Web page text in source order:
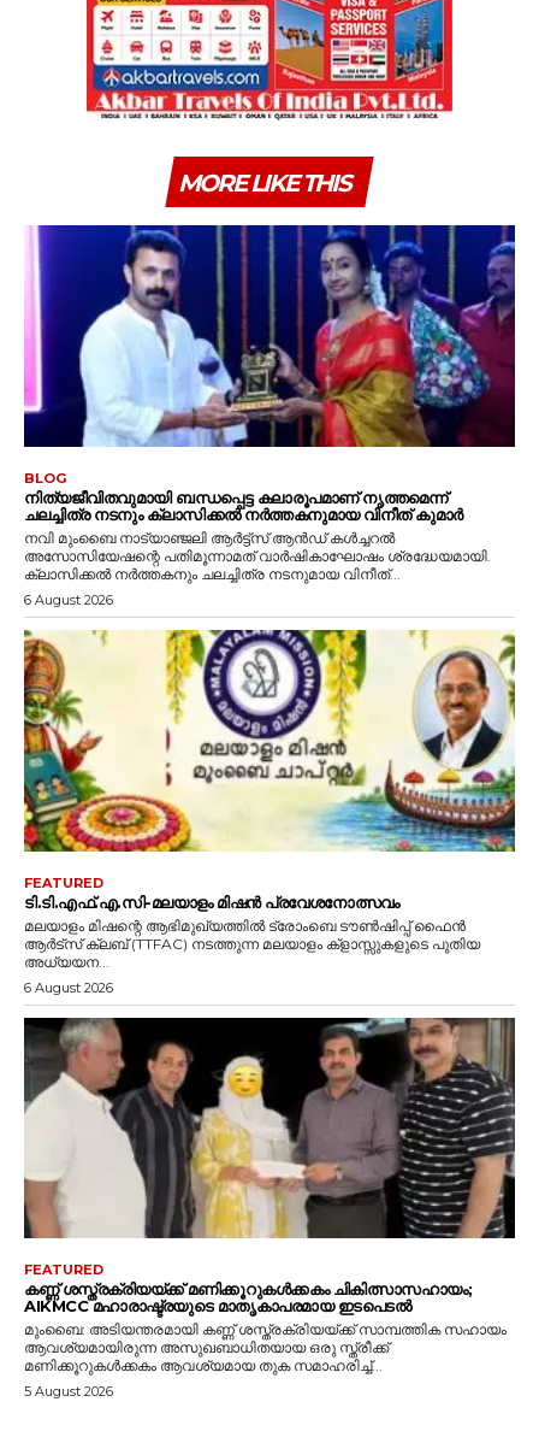
MORE LIKE THIS
BLOG
നിത്യജീവിതവുമായി ബന്ധപ്പെട്ട കലാരൂപമാണ് നൃത്തമെന്ന്
ചലച്ചിത്ര നടനും ക്ലാസിക്കൽ നർത്തകനുമായ വിനീത് കുമാർ
നവി മുംബൈ നാട്യാഞ്ജലി ആർട്ട്സ് ആൻഡ് കൾച്ചറൽ
അസോസിയേഷന്റെ പതിമൂന്നാമത് വാർഷികാഘോഷം ശ്രദ്ധേയമായി.
ക്ലാസിക്കൽ നർത്തകനും ചലച്ചിത്ര നടനുമായ വിനീത്...
6 August 2026
FEATURED
ടി.ടി.എഫ്‌.എ.സി-മലയാളം മിഷൻ പ്രവേശനോത്സവം
മലയാളം മിഷന്റെ ആഭിമുഖ്യത്തിൽ ട്രോംബെ ടൗൺഷിപ്പ് ഫൈൻ
ആർട്സ് ക്ലബ് (TTFAC) നടത്തുന്ന മലയാളം ക്‌ളാസ്സുകളുടെ പുതിയ
അധ്യയന...
6 August 2026
FEATURED
കണ്ണ് ശസ്ത്രക്രിയയ്ക്ക് മണിക്കൂറുകൾക്കകം ചികിത്സാസഹായം;
AIKMCC മഹാരാഷ്ട്രയുടെ മാതൃകാപരമായ ഇടപെടൽ
മുംബൈ: അടിയന്തരമായി കണ്ണ് ശസ്ത്രക്രിയയ്ക്ക് സാമ്പത്തിക സഹായം
ആവശ്യമായിരുന്ന അസുഖബാധിതയായ ഒരു സ്ത്രീക്ക്
മണിക്കൂറുകൾക്കകം ആവശ്യമായ തുക സമാഹരിച്ച്...
5 August 2026